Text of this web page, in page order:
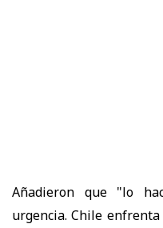
Añadieron que "lo
urgencia. Chile